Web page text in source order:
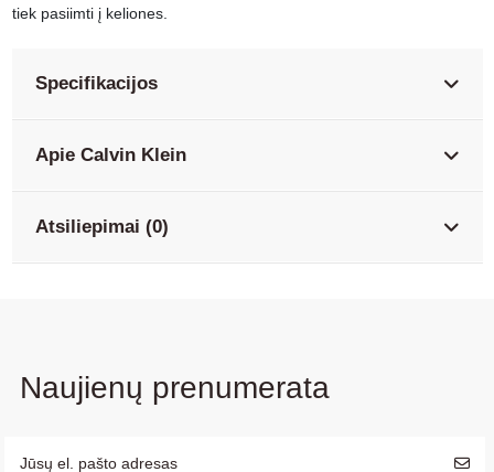
tiek pasiimti į keliones.
Specifikacijos
Apie Calvin Klein
Atsiliepimai (0)
Naujienų prenumerata